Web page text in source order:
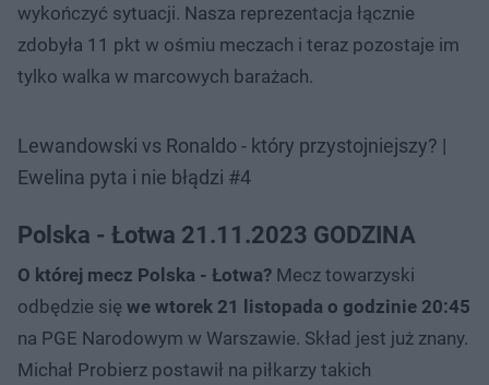
wykończyć sytuacji. Nasza reprezentacja łącznie
zdobyła 11 pkt w ośmiu meczach i teraz pozostaje im
tylko walka w marcowych barażach.
Lewandowski vs Ronaldo - który przystojniejszy? |
Ewelina pyta i nie błądzi #4
Polska - Łotwa 21.11.2023 GODZINA
O której mecz Polska - Łotwa? Mecz towarzyski
odbędzie się we wtorek 21 listopada o godzinie 20:45
na PGE Narodowym w Warszawie. Skład jest już znany.
Michał Probierz postawił na piłkarzy takich